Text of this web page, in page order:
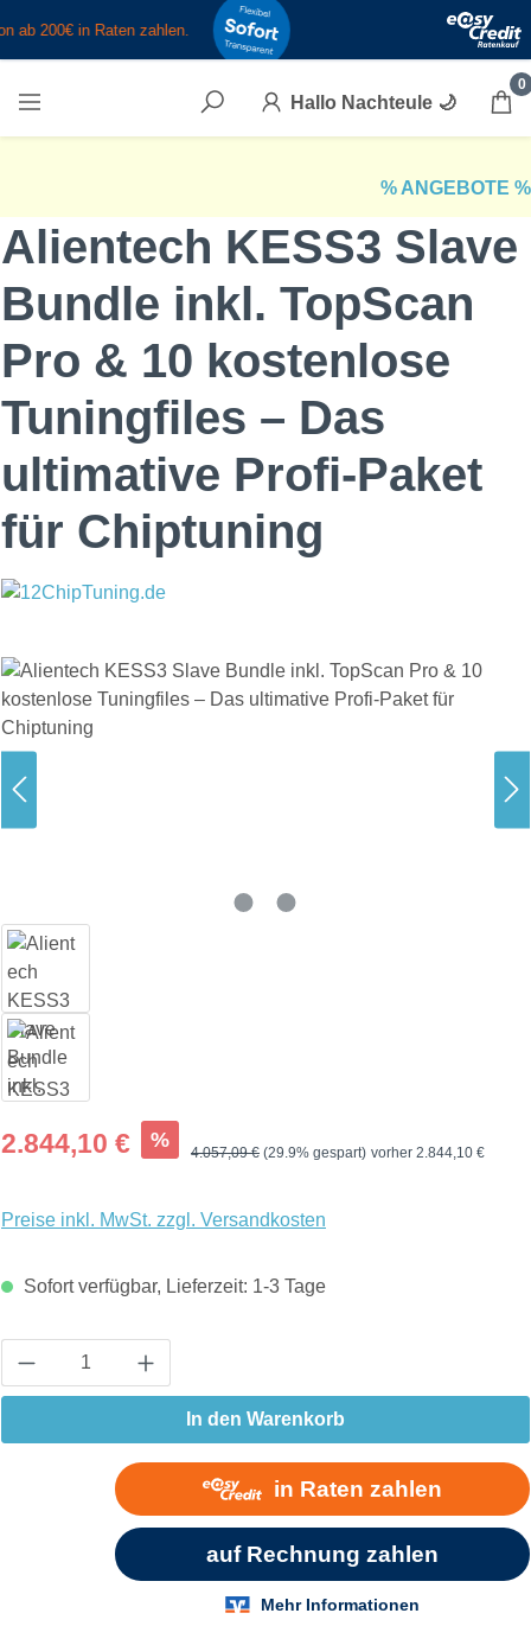
Zum Hauptinhalt springen
Hallo Nachteule 🌙
0
% ANGEBOTE %
Alientech KESS3 Slave
Bundle inkl. TopScan
Pro & 10 kostenlose
Tuningfiles – Das
ultimative Profi-Paket
für Chiptuning
Bildergalerie überspringen
Verkaufspreis:
2.844,10 € % Regulärer Preis:
4.057,09 € (29.9% gespart) vorher 2.844,10 €
Preise inkl. MwSt. zzgl. Versandkosten
Sofort verfügbar, Lieferzeit: 1-3 Tage
Produkt Anzahl: Gib den gewünschten Wert
In den Warenkorb